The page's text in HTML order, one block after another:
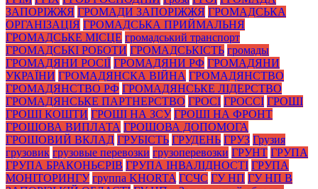
ЗАПОРІЖЖЯ ГРОМАДИ ЗАПОРІЖЖЯ ГРОМАДСЬКА
ОРГАНІЗАЦІЯ ГРОМАДСЬКА ПРИЙМАЛЬНЯ
ГРОМАДСЬКЕ МІСЦЕ громадський транспорт
ГРОМАДСЬКІ РОБОТИ ГРОМАДСЬКІСТЬ громады
ГРОМАДЯНИ РОСІЇ ГРОМАДЯНИ РФ ГРОМАДЯНИ
УКРАЇНИ ГРОМАДЯНСКА ВІЙНА ГРОМАДЯНСТВО
ГРОМАДЯНСТВО РФ ГРОМАДЯНСЬКЕ ЛІДЕРСТВО
ГРОМАДЯНСЬКЕ ПАРТНЕРСТВО ГРОСІ ГРОССІ ГРОШІ
ГРОШІ КОШТИ ГРОШІ НА ЗСУ ГРОШІ НА ФРОНТ
ГРОШОВА ВИПЛАТА ГРОШОВА ДОПОМОГА
ГРОШОВИЙ ВКЛАД ГРУБІСТЬ ГРУДЕНЬ ГРУЗ Грузия
грузовик грузовые перевозки грузоперевозки ГРУНТ ГРУПА
ГРУПА БРАКОНЬЄРІВ ГРУПА ІНВАЛІДНОСТІ ГРУПА
МОНІТОРИНГУ группа KHORTA ГСЧС ГУ НП ГУ НП В